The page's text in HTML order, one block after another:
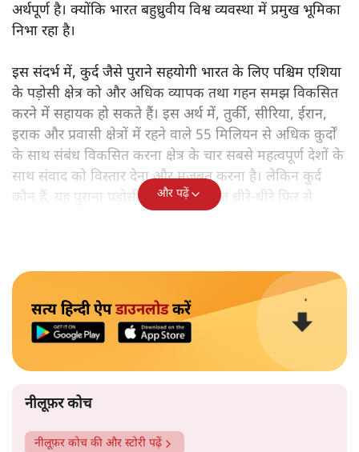
अर्थपूर्ण है। क्योंकि भारत बहुध्रुवीय विश्व व्यवस्था में प्रमुख भूमिका
निभा रहा है।
इस संदर्भ में, कुर्द जैसे पुराने सहयोगी भारत के लिए पश्चिम एशिया
के पड़ोसी क्षेत्र को और अधिक व्यापक तथा गहन समझ विकसित
करने में सहायक हो सकते हैं। इस अर्थ में, तुर्की, सीरिया, ईरान,
इराक और प्रवासी क्षेत्रों में रहने वाले 55 मिलियन से अधिक कुर्दों
के साथ संबंध विकसित करना क्षेत्र के चार सबसे महत्वपूर्ण देशों के
साथ संवाद को विस्तार देना और मजबूत करना है। लेकिन कुर्द
कौन हैं, यह पुराना पड़ोसी जिसे भारत आज धीरे-धीरे फिर से
और पढ़ें
सत्य हिन्दी ऐपडाउनलोडकरें
नीलूफ़र कोच
नीलूफ़र कोच की और स्टोरी पढ़ें